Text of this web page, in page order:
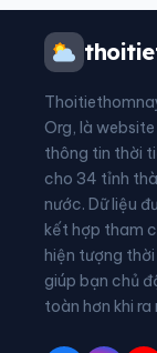
Phường
Phường Song
Phường Tân
Phường
Phường Trạm
Phường Tự
Phường Vân Hà
Phường Võ
Org, là
thông tin thời
cho 34 tỉnh
nước. Dữ liệu
kết hợp tham
hiện tượng
giúp bạn chủ
toàn hơn khi